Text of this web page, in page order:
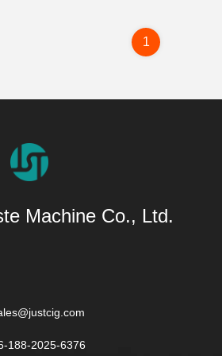
1
Machine Co., Ltd.
188-2025-6376